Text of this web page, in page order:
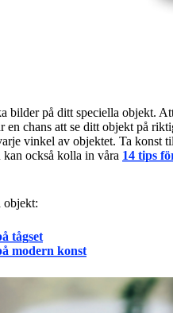
bilder på ditt speciella objekt.
chans att se ditt objekt på
vinkel av objektet. Ta konst
också kolla in våra 14 tips
objekt:
tågset
modern konst